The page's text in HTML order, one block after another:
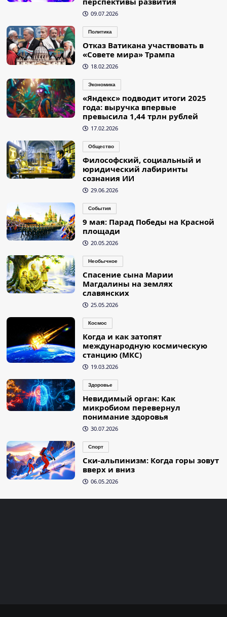
09.07.2026
Политика
Отказ Ватикана участвовать в
«Совете мира» Трампа
18.02.2026
Экономика
«Яндекс» подводит итоги 2025
года: выручка впервые
превысила 1,44 трлн рублей
17.02.2026
Общество
Философский, социальный и
юридический лабиринты
сознания ИИ
29.06.2026
События
9 мая: Парад Победы на Красной
площади
20.05.2026
Необычное
Спасение сына Марии
Магдалины на землях
славянских
25.05.2026
Космос
Когда и как затопят
международную космическую
станцию (МКС)
19.03.2026
Здоровье
Невидимый орган: Как
микробиом перевернул
понимание здоровья
30.07.2026
Спорт
Ски-альпинизм: Когда горы зовут
вверх и вниз
06.05.2026